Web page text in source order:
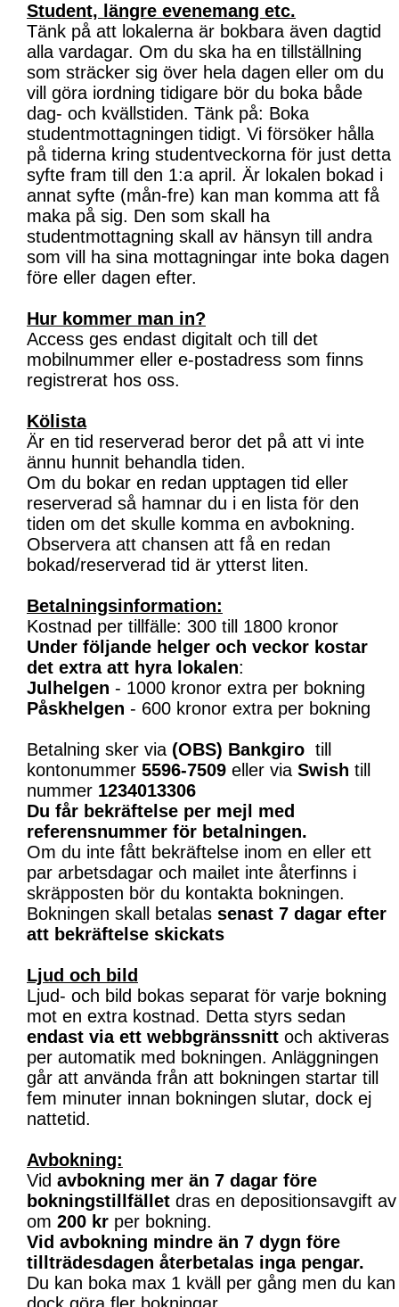
Student, längre evenemang etc.
Tänk på att lokalerna är bokbara även dagtid
alla vardagar. Om du ska ha en tillställning
som sträcker sig över hela dagen eller om du
vill göra iordning tidigare bör du boka både
dag- och kvällstiden. Tänk på: Boka
studentmottagningen tidigt. Vi försöker hålla
på tiderna kring studentveckorna för just detta
syfte fram till den 1:a april. Är lokalen bokad i
annat syfte (mån-fre) kan man komma att få
maka på sig. Den som skall ha
studentmottagning skall av hänsyn till andra
som vill ha sina mottagningar inte boka dagen
före eller dagen efter.
Hur kommer man in?
Access ges endast digitalt och till det
mobilnummer eller e-postadress som finns
registrerat hos oss.
Kölista
Är en tid reserverad beror det på att vi inte
ännu hunnit behandla tiden.
Om du bokar en redan upptagen tid eller
reserverad så hamnar du i en lista för den
tiden om det skulle komma en avbokning.
Observera att chansen att få en redan
bokad/reserverad tid är ytterst liten.
Betalningsinformation:
Kostnad per tillfälle: 300 till 1800 kronor
Under följande helger och veckor kostar
det extra att hyra lokalen:
Julhelgen - 1000 kronor extra per bokning
Påskhelgen - 600 kronor extra per bokning
Betalning sker via (OBS) Bankgiro till
kontonummer 5596-7509 eller via Swish till
nummer 1234013306
Du får bekräftelse per mejl med
referensnummer för betalningen.
Om du inte fått bekräftelse inom en eller ett
par arbetsdagar och mailet inte återfinns i
skräpposten bör du kontakta bokningen.
Bokningen skall betalas senast 7 dagar efter
att bekräftelse skickats
Ljud och bild
Ljud- och bild bokas separat för varje bokning
mot en extra kostnad. Detta styrs sedan
endast via ett webbgränssnitt och aktiveras
per automatik med bokningen. Anläggningen
går att använda från att bokningen startar till
fem minuter innan bokningen slutar, dock ej
nattetid.
Avbokning:
Vid avbokning mer än 7 dagar före
bokningstillfället dras en depositionsavgift av
om 200 kr per bokning.
Vid avbokning mindre än 7 dygn före
tillträdesdagen återbetalas inga pengar.
Du kan boka max 1 kväll per gång men du kan